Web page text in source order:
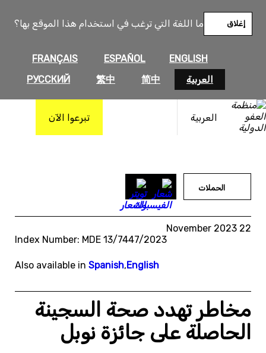
ما اللغة التي ترغب في استخدام هذا الموقع بها؟
ENGLISH
ESPAÑOL
FRANÇAIS
العربية
简中
繁中
РУССКИЙ
إغلاق
العربية تبرعوا الآن
المحتوى
الحملات
22 November 2023
Index Number: MDE 13/7447/2023
Also available in Spanish,English
مخاطر تهدد صحة السجينة
الحاصلة على جائزة نوبل